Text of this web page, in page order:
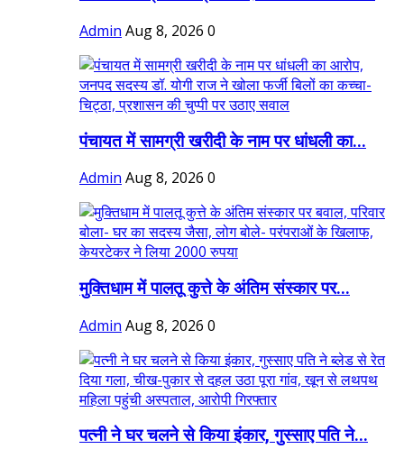
Admin Aug 8, 2026 0
पंचायत में सामग्री खरीदी के नाम पर धांधली का...
Admin Aug 8, 2026 0
मुक्तिधाम में पालतू कुत्ते के अंतिम संस्कार पर...
Admin Aug 8, 2026 0
पत्नी ने घर चलने से किया इंकार, गुस्साए पति ने...